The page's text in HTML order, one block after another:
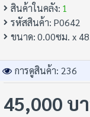
• พระแม่กาลี
พลังแห่งการตัดสิ่งมืด
และทำลายสิ่งที่ขวา
ในคติอินเดียโบราณ
สินค้าในคลัง: 1
รหัสสินค้า: P0642
ขนาด:0.00ซม. x
การดูสินค้า: 236
45,000 บ